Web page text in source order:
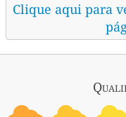
Clique aqui para